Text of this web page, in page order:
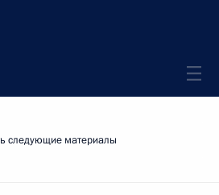
следующие материалы